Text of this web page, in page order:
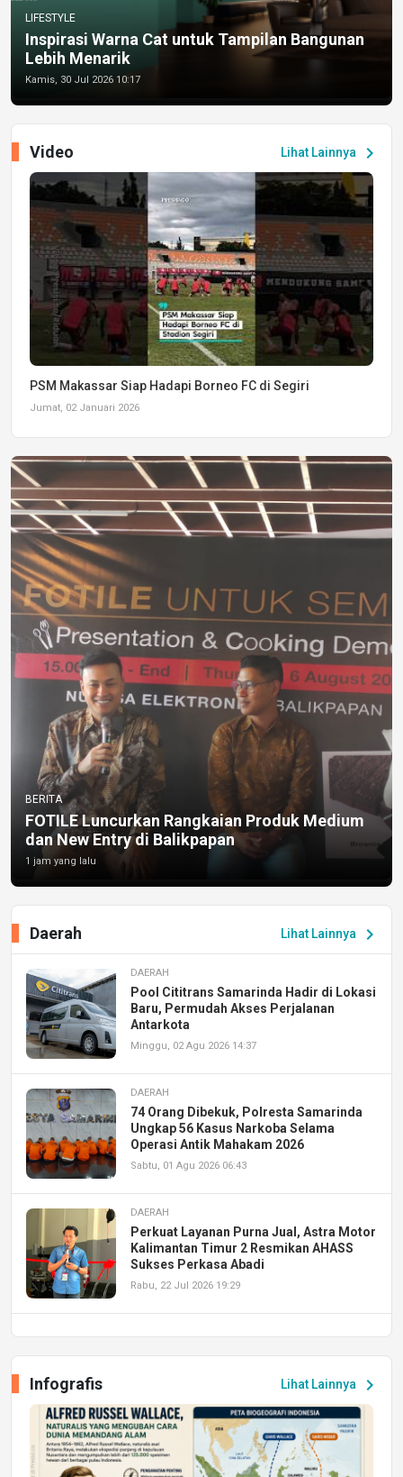
LIFESTYLE
Inspirasi Warna Cat untuk Tampilan Bangunan
Lebih Menarik
Kamis, 30 Jul 2026 10:17
Lihat Lainnya chevron_right
Video
PSM Makassar Siap Hadapi Borneo FC di Segiri
Jumat, 02 Januari 2026
BERITA
FOTILE Luncurkan Rangkaian Produk Medium
dan New Entry di Balikpapan
1 jam yang lalu
Lihat Lainnya chevron_right
Daerah
DAERAH
Pool Cititrans Samarinda Hadir di Lokasi
Baru, Permudah Akses Perjalanan
Antarkota
Minggu, 02 Agu 2026 14:37
DAERAH
74 Orang Dibekuk, Polresta Samarinda
Ungkap 56 Kasus Narkoba Selama
Operasi Antik Mahakam 2026
Sabtu, 01 Agu 2026 06:43
DAERAH
Perkuat Layanan Purna Jual, Astra Motor
Kalimantan Timur 2 Resmikan AHASS
Sukses Perkasa Abadi
Rabu, 22 Jul 2026 19:29
Peluang Kerja dan Magang
Jumat, 17 Jul 2026 22:30
DAERAH
Astra Motor Kalimantan Timur 2 Dukung
Lihat Lainnya chevron_right
Infografis